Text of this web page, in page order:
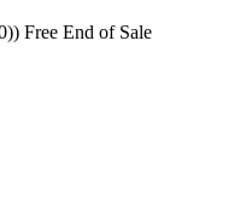
) Free End of Sale